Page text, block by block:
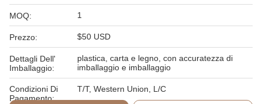
MOQ: 1
Prezzo: $50 USD
Dettagli Dell'
Imballaggio:
plastica, carta e legno, con accuratezza di
imballaggio e imballaggio
Condizioni Di
Pagamento:
T/T, Western Union, L/C